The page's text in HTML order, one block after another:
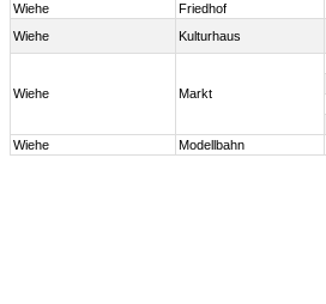
Wiehe
Friedhof
Wiehe
Kulturhaus
Wiehe Markt
Wiehe
Modellbahn